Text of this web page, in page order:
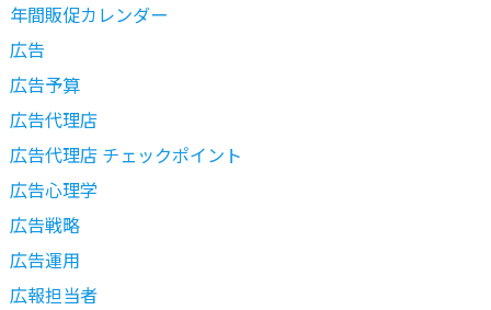
年間販促カレンダー
広告
広告予算
広告代理店
広告代理店 チェックポイント
広告心理学
広告戦略
広告運用
広報担当者